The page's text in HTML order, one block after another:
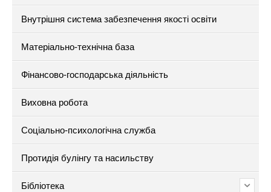
Внутрішня система забезпечення якості освіти
Матеріально-технічна база
Фінансово-господарська діяльність
Виховна робота
Соціально-психологічна служба
Протидія булінгу та насильству
Бібліотека